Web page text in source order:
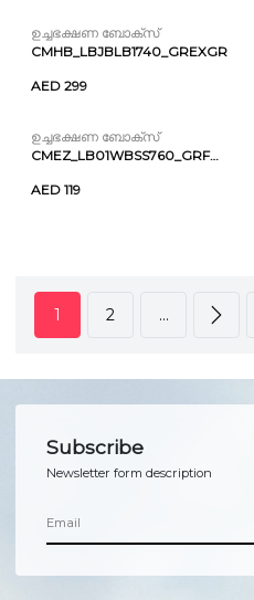
ഉച്ചഭക്ഷണ ബോക്സ്
CMHB_LBJBLB1740_GREXGR
AED 299
ഉച്ചഭക്ഷണ ബോക്സ്
CMEZ_LB01WBSS760_GRFWMU
AED 119
1 2 ...
Subscribe
Newsletter form description